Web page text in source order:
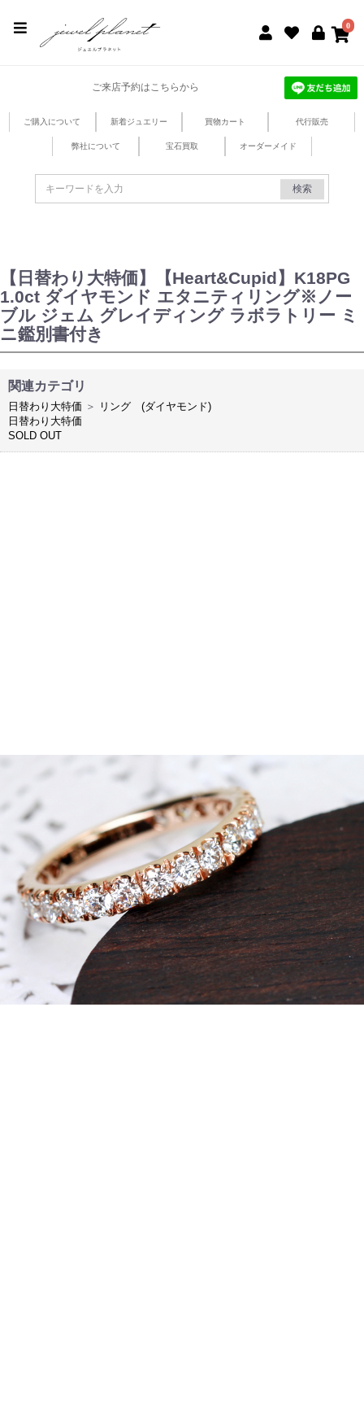
0
ご来店予約はこちらから
ご購入について 新着ジュエリー 買物カート 代行販売
弊社について 宝石買取 オーダーメイド
検索
【日替わり大特価】【Heart&Cupid】K18PG
1.0ct ダイヤモンド エタニティリング※ノー
ブル ジェム グレイディング ラボラトリー ミ
ニ鑑別書付き
関連カテゴリ
日替わり大特価 ＞
リング (ダイヤモンド)
日替わり大特価
SOLD OUT